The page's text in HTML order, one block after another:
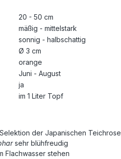
20 - 50 cm
mäßig - mittelstark
sonnig - halbschattig
Ø 3 cm
orange
Juni - August
ja
im 1 Liter Topf
der Japanischen Teichrose
sehr blühfreudig
Flachwasser stehen